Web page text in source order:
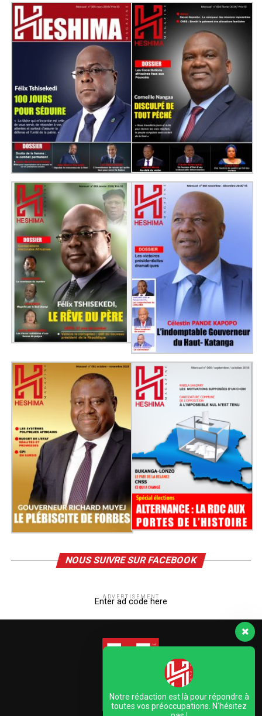
NOUS SUIVRE SUR FACEBOOK
ADVERTISEMENT
Enter ad code here
Notre rédaction est là pour répondre à
toutes vos préoccupations. N'hésitez